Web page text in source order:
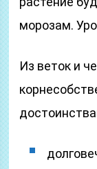
морозам.
Из веток и